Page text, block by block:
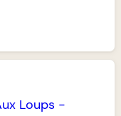
Loups -